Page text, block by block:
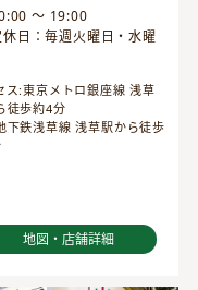
～ 19:00
休日：毎週火曜日・水曜
ス:東京メトロ銀座線 浅草
徒歩約4分
下鉄浅草線 浅草駅から徒歩
地図・店舗詳細